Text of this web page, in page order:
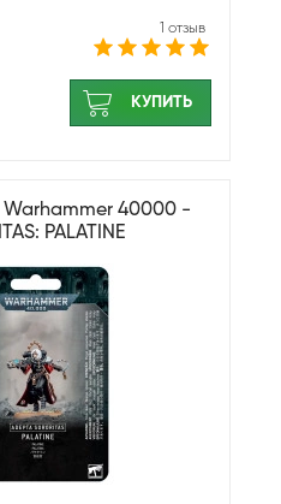
1 отзыв
КУПИТЬ
Warhammer 40000 -
PALATINE